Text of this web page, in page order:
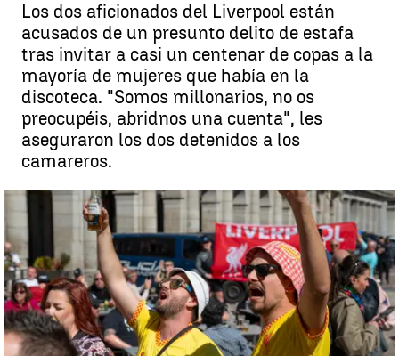
Los dos aficionados del Liverpool están
acusados de un presunto delito de estafa
tras invitar a casi un centenar de copas a la
mayoría de mujeres que había en la
discoteca. "Somos millonarios, no os
preocupéis, abridnos una cuenta", les
aseguraron los dos detenidos a los
camareros.